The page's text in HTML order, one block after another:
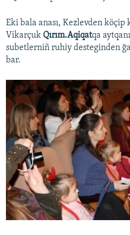
Eki bala anası, Kezlevden köçip
Vikarçuk Qırım.Aqiqatqa
subetlerniñ ruhiy desteginden
bar.